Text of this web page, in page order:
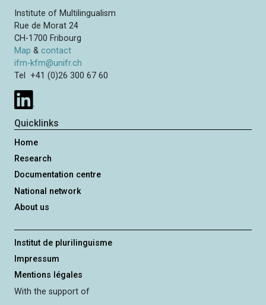
Institute of Multilingualism
Rue de Morat 24
CH-1700 Fribourg
Map & contact
ifm-kfm@unifr.ch
Tel +41 (0)26 300 67 60
Quicklinks
Home
Research
Documentation centre
National network
About us
Institut de plurilinguisme
Impressum
Mentions légales
With the support of